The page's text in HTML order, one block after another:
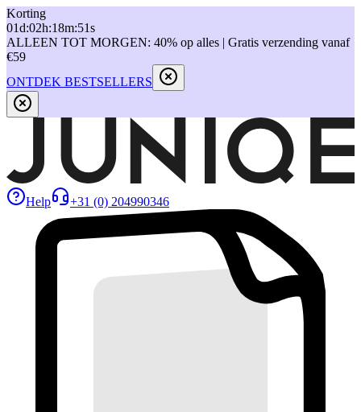
Korting
01d:02h:18m:51s
ALLEEN TOT MORGEN: 40% op alles | Gratis verzending vanaf
€59
ONTDEK BESTSELLERS
Help +31 (0) 204990346